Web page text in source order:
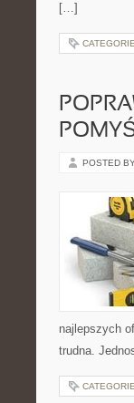
[…]
POSTED
najlepszych
trudna.